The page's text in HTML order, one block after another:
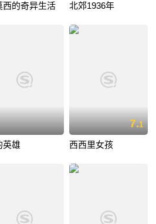
西的奇异生活 北郊1936年
英雄
7.1
西西里女孩